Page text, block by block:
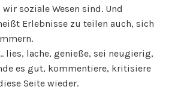
soziale Wesen sind. Und
Erlebnisse zu teilen auch, sich
lies, lache, genieße, sei neugierig,
es gut, kommentiere, kritisiere
Seite wieder.